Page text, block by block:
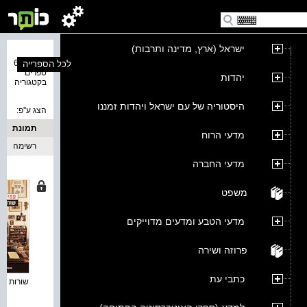
ישראל (ארץ, מדינה ותרבות)
יהדות
היסטוריה של עם ישראל ויהדות זמננו
מדעי הרוח
מדעי החברה
משפט
מדעי הטבע ומדעים מדוייקים
פרוזה ושירה
כתבי עת
נמצאו 65
ספרים
בקטגוריה
לכל הספרייה
הצג ע''פ:
תמונת
כריכה
רשימה
שורות